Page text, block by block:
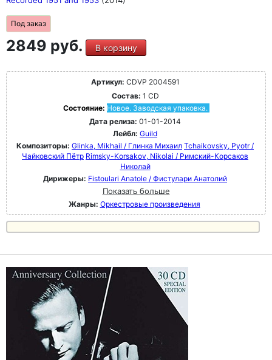
Под заказ
2849 руб. В корзину
Артикул: CDVP 2004591
Состав: 1 CD
Состояние: Новое. Заводская упаковка.
Дата релиза: 01-01-2014
Лейбл: Guild
Композиторы: Glinka, Mikhail / Глинка Михаил Tchaikovsky, Pyotr /
Чайковский Пётр Rimsky-Korsakov, Nikolai / Римский-Корсаков
Николай
Дирижеры: Fistoulari Anatole / Фистулари Анатолий
Показать больше
Жанры: Оркестровые произведения